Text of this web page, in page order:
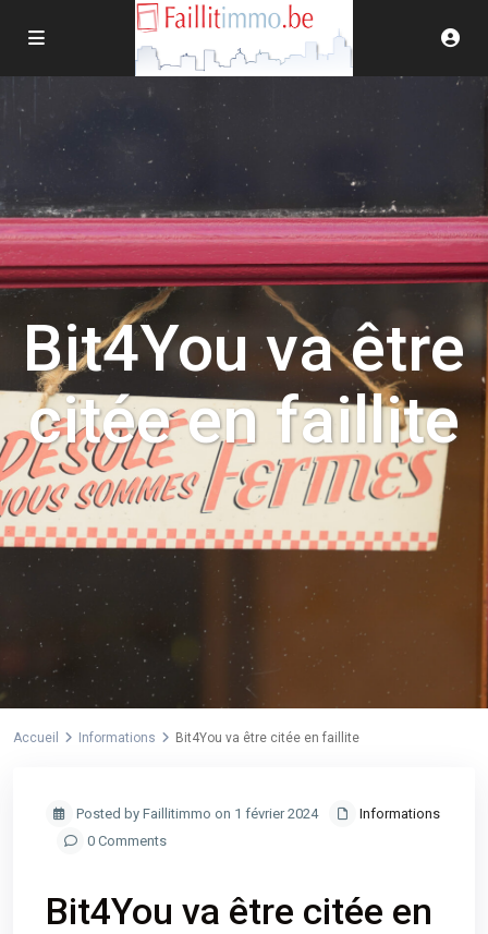
Bit4You va être
citée en faillite
Accueil Informations Bit4You va être citée en faillite
Posted by Faillitimmo on 1 février 2024
Informations
0 Comments
Bit4You va être citée en